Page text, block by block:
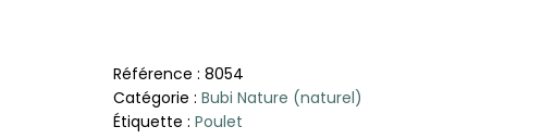
Référence : 8054
Catégorie : Bubi Nature (naturel)
Étiquette : Poulet